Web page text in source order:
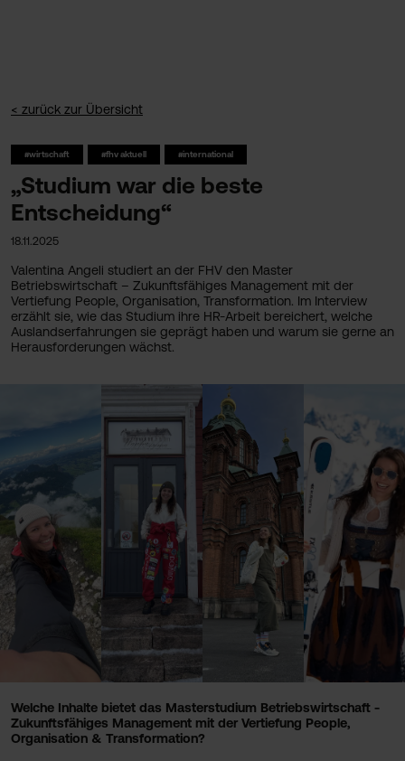
< zurück zur Übersicht
#wirtschaft #fhv aktuell #international
„Studium war die beste
Entscheidung“
18.11.2025
Valentina Angeli studiert an der FHV den Master
Betriebswirtschaft – Zukunftsfähiges Management mit der
Vertiefung People, Organisation, Transformation. Im Interview
erzählt sie, wie das Studium ihre HR-Arbeit bereichert, welche
Auslandserfahrungen sie geprägt haben und warum sie gerne an
Herausforderungen wächst.
Welche Inhalte bietet das Masterstudium Betriebswirtschaft -
Zukunftsfähiges Management mit der Vertiefung People,
Organisation & Transformation?